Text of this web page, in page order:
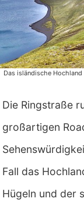
Das isländische Hochland
Die Ringstraße
großartigen
Fall das
Hügeln und der